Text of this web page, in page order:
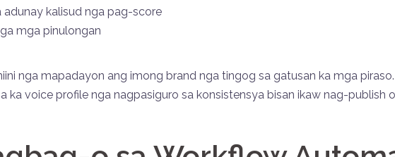
kalisud nga pag-score
mga pinulongan
nga mapadayon ang imong brand nga tingog sa gatusan ka mga
ka voice profile nga nagpasiguro sa konsistensya bisan ikaw nag-publish